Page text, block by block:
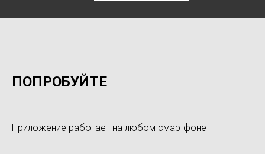
ПОПРОБУЙТЕ
Приложение работает на любом смартфоне